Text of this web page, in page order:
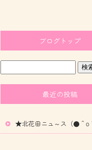
ブログトップ
最近の投稿
★北花田ニュ～ス（●＾o